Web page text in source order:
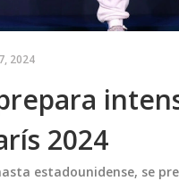
2024
2024
estadounidense, se